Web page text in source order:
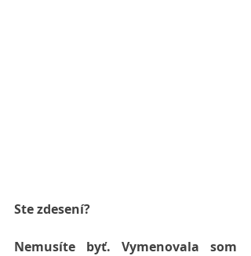
Ste zdesení?
Nemusíte byť. Vymenovala som